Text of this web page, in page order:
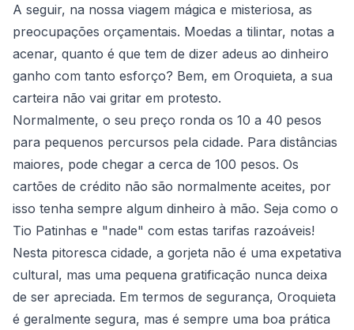
A seguir, na nossa viagem mágica e misteriosa, as
preocupações orçamentais. Moedas a tilintar, notas a
acenar, quanto é que tem de dizer adeus ao dinheiro
ganho com tanto esforço? Bem, em Oroquieta, a sua
carteira não vai gritar em protesto.
Normalmente, o seu preço ronda os 10 a 40 pesos
para pequenos percursos pela cidade. Para distâncias
maiores, pode chegar a cerca de 100 pesos. Os
cartões de crédito não são normalmente aceites, por
isso tenha sempre algum dinheiro à mão. Seja como o
Tio Patinhas e "nade" com estas tarifas razoáveis!
Nesta pitoresca cidade, a gorjeta não é uma expetativa
cultural, mas uma pequena gratificação nunca deixa
de ser apreciada. Em termos de segurança, Oroquieta
é geralmente segura, mas é sempre uma boa prática